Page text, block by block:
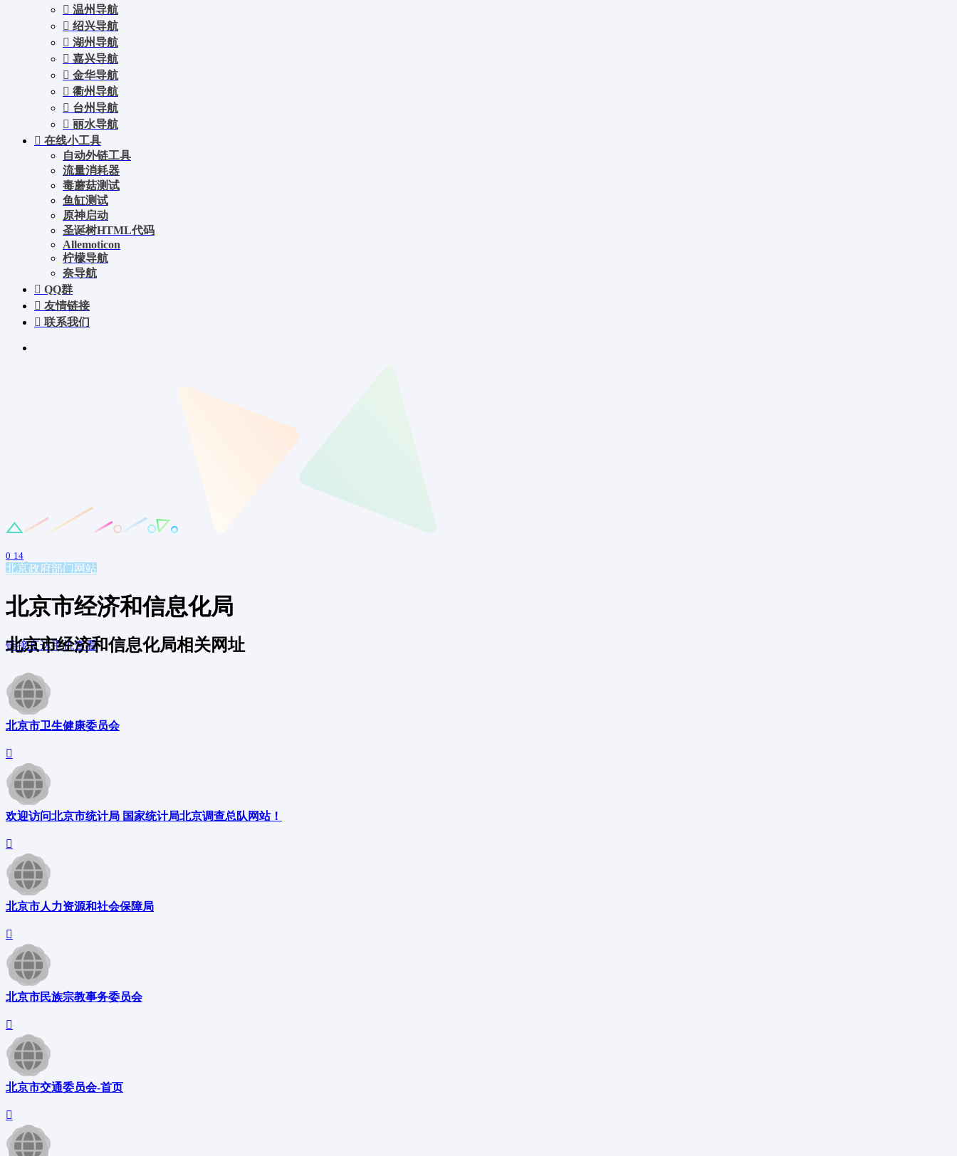
温州导航
绍兴导航
湖州导航
嘉兴导航
金华导航
衢州导航
台州导航
丽水导航
在线小工具
自动外链工具
流量消耗器
毒蘑菇测试
鱼缸测试
原神启动
圣诞树HTML代码
Allemoticon
柠檬导航
奈导航
QQ群
友情链接
联系我们
0 14
北京政府部门网站
北京市经济和信息化局
链接直达手机查看
北京市经济和信息化局相关网址
北京市卫生健康委员会
欢迎访问北京市统计局 国家统计局北京调查总队网站！
北京市人力资源和社会保障局
北京市民族宗教事务委员会
北京市交通委员会-首页